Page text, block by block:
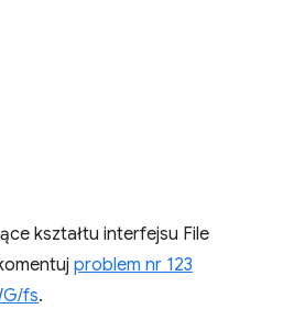
kształtu interfejsu File
problem nr 123
fs.